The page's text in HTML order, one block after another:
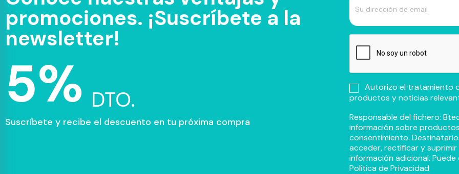
promociones. ¡Suscríbete a la
newsletter!
5% DTO.
Suscríbete y recibe el descuento en tu próxima compra
Autorizo el tratamiento
productos y noticias
Responsable del fichero:
información sobre
consentimiento.
acceder, rectificar y
información adicional.
Política de Privacidad